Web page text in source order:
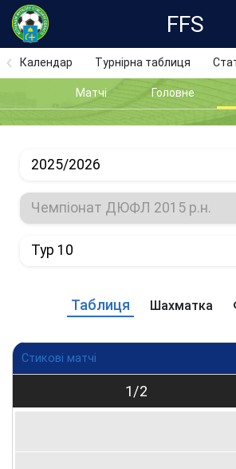
FFS
Календар Турнірна таблиця
Матчі Головне
2025/2026
Чемпіонат ДЮФЛ 2015 р.н.
Тур 10
Таблиця Шахматка
Стикові матчі
1/2